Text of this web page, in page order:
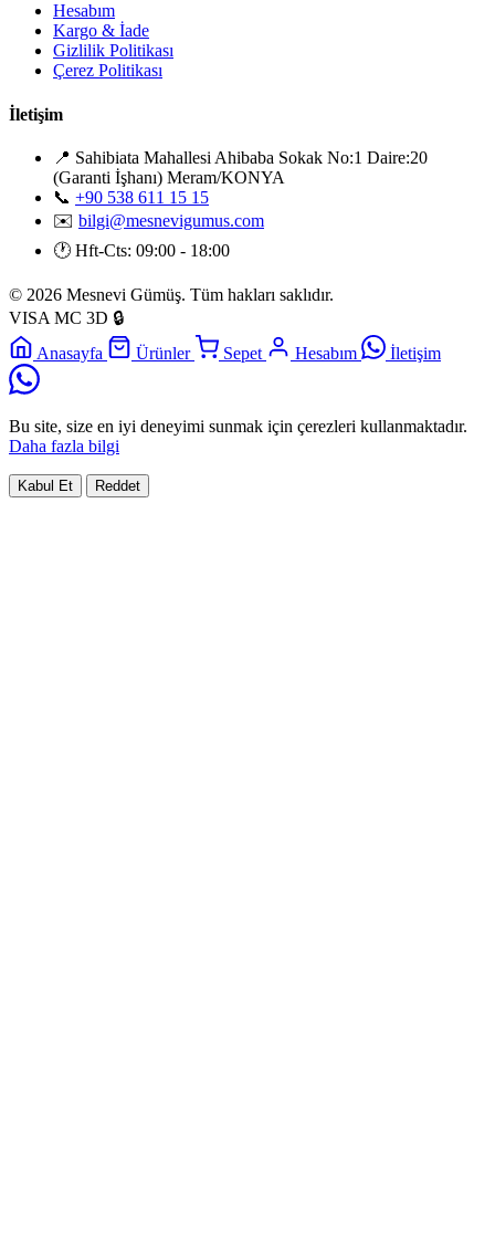
Hesabım
Kargo & İade
Gizlilik Politikası
Çerez Politikası
İletişim
📍 Sahibiata Mahallesi Ahibaba Sokak No:1 Daire:20
(Garanti İşhanı) Meram/KONYA
📞 +90 538 611 15 15
✉️ bilgi@mesnevigumus.com
🕐 Hft-Cts: 09:00 - 18:00
© 2026 Mesnevi Gümüş. Tüm hakları saklıdır.
VISA MC 3D 🔒
Anasayfa
Ürünler Sepet Hesabım İletişim
Bu site, size en iyi deneyimi sunmak için çerezleri kullanmaktadır.
Daha fazla bilgi
Kabul Et Reddet